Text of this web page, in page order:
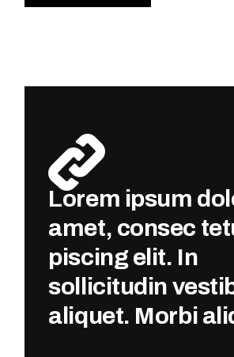
Lorem ipsum
amet, consec
piscing elit. In
sollicitudin
aliquet. Morbi